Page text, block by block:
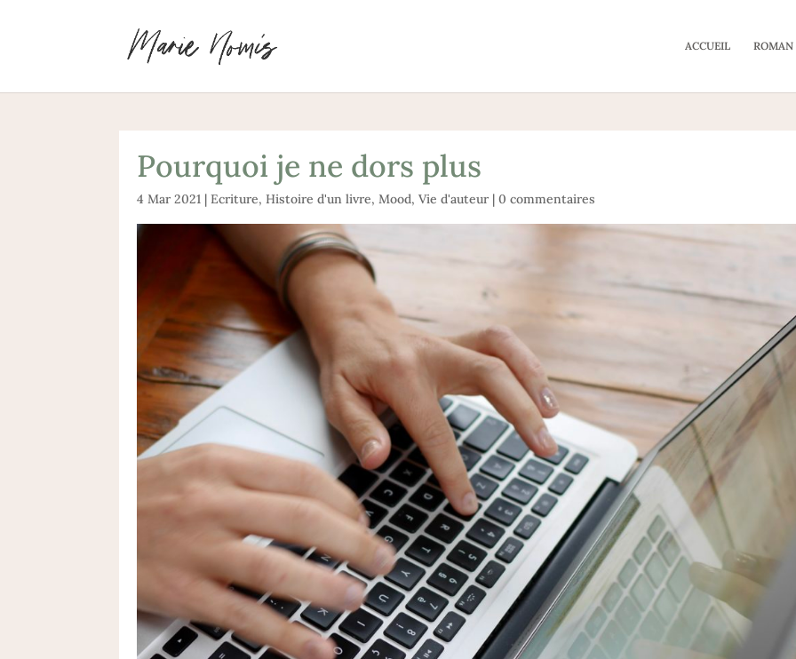
ACCUEIL ROMAN
Pourquoi je ne dors plus
4 Mar 2021 |Ecriture,Histoire d'un livre,Mood,Vie d'auteur |0 commentaires